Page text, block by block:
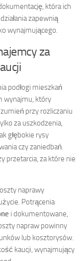
która ich
zapewnią
wynajmującego.
za
podłogi mieszkań
wynajmu, który
przy rozliczaniu
za uszkodzenia,
głębokie rysy
czy zaniedbań.
przetarcia, za które nie
naprawy
Potrącenia
i dokumentowane,
napraw powinny
lub kosztorysów.
kaucji, wynajmujący